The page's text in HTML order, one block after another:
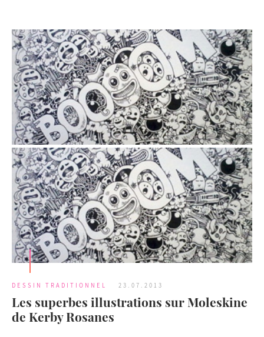
DESSIN TRADITIONNEL 23.07.2013
Les superbes illustrations sur Moleskine
de Kerby Rosanes